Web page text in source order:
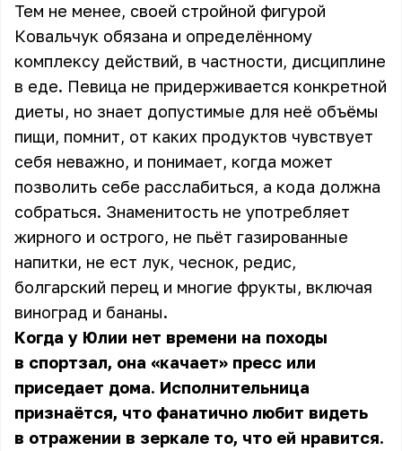
Тем не менее, своей стройной фигурой
Ковальчук обязана и определённому
комплексу действий, в частности, дисциплине
в еде. Певица не придерживается конкретной
диеты, но знает допустимые для неё объёмы
пищи, помнит, от каких продуктов чувствует
себя неважно, и понимает, когда может
позволить себе расслабиться, а кода должна
собраться. Знаменитость не употребляет
жирного и острого, не пьёт газированные
напитки, не ест лук, чеснок, редис,
болгарский перец и многие фрукты, включая
виноград и бананы.
Когда у Юлии нет времени на походы
в спортзал, она «качает» пресс или
приседает дома. Исполнительница
признаётся, что фанатично любит видеть
в отражении в зеркале то, что ей нравится.